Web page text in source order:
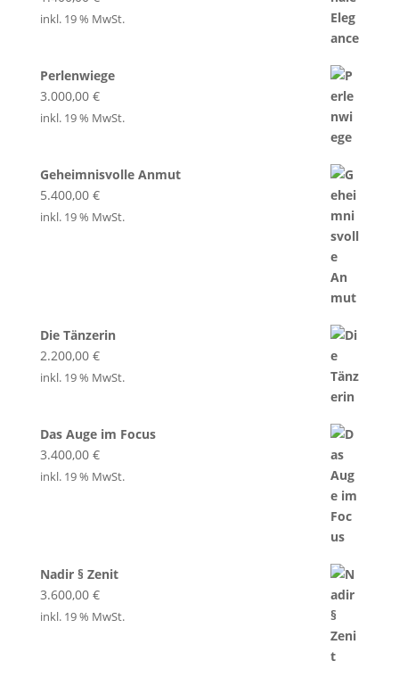
inkl. 19 % MwSt.
Perlenwiege
3.000,00 €
inkl. 19 % MwSt.
Geheimnisvolle Anmut
5.400,00 €
inkl. 19 % MwSt.
Die Tänzerin
2.200,00 €
inkl. 19 % MwSt.
Das Auge im Focus
3.400,00 €
inkl. 19 % MwSt.
Nadir § Zenit
3.600,00 €
inkl. 19 % MwSt.